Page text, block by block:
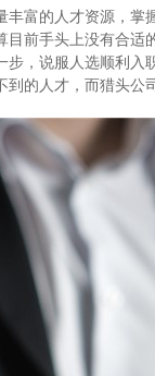
富的人才资源，掌
前手头上没有合适
，说服人选顺利入
的人才，而猎头公